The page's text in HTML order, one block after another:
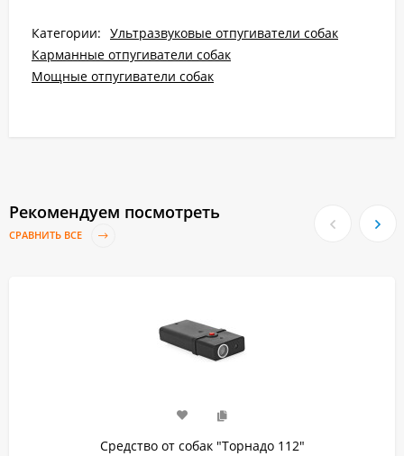
Категории: Ультразвуковые отпугиватели собак
Карманные отпугиватели собак
Мощные отпугиватели собак
Рекомендуем посмотреть
СРАВНИТЬ ВСЕ
Средство от собак "Торнадо 112"